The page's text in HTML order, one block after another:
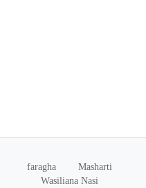
faragha
Masharti
Wasiliana Nasi